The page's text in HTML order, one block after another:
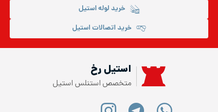
خرید لوله استیل
خرید اتصالات استیل
استیل رخ
متخصص استنلس استیل